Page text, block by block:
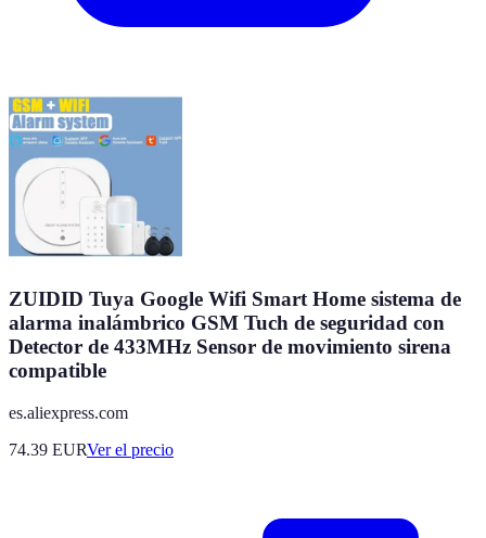
ZUIDID Tuya Google Wifi Smart Home sistema de
alarma inalámbrico GSM Tuch de seguridad con
Detector de 433MHz Sensor de movimiento sirena
compatible
es.aliexpress.com
74.39 EURVer el precio